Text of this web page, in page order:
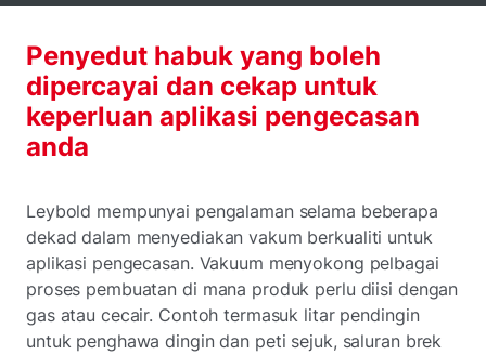
Penyedut habuk yang boleh
dipercayai dan cekap untuk
keperluan aplikasi pengecasan
anda
Leybold mempunyai pengalaman selama beberapa
dekad dalam menyediakan vakum berkualiti untuk
aplikasi pengecasan. Vakuum menyokong pelbagai
proses pembuatan di mana produk perlu diisi dengan
gas atau cecair. Contoh termasuk litar pendingin
untuk penghawa dingin dan peti sejuk, saluran brek